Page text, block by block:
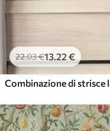
22.03€13.22 €